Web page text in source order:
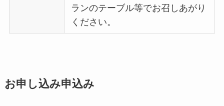
ランのテーブル等でお召しあがり
ください。
お申し込み申込み